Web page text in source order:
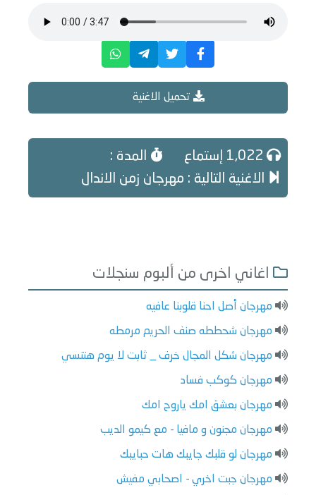
تحميل الاغنية
المدة :
الاغنية التالية : مهرجان زمن الاندال
اغاني اخرى من ألبوم سنجلات
مهرجان أصل احنا قلوبنا عافيه
مهرجان شحططه صنف الحريم مرمطه
مهرجان شكل المجال خرف _ ثابت لا يوم هتنسي
مهرجان كوكب فساد
مهرجان بعشق امك ياروح امك
مهرجان مجنون و مافيا - مع كيمو الديب
مهرجان لو قلبك جايبك هات حبايبك
مهرجان جبت اخري - اصحابي مفيش